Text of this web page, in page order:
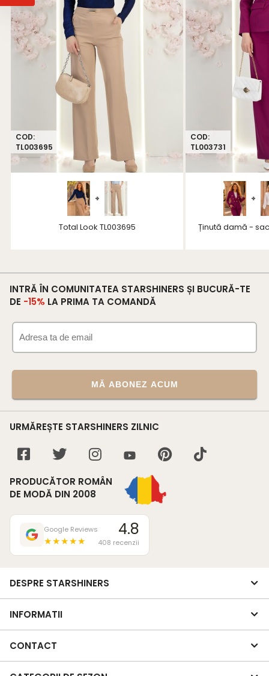
COD:
TL003695
+
Total Look TL003695
COD:
TL003731
+
Ținută damă -
INTRĂ ÎN COMUNITATEA STARSHINERS ȘI BUCURĂ-TE
DE -15% LA PRIMA TA COMANDĂ
MĂ ABONEZ ACUM
URMĂREȘTE STARSHINERS ZILNIC
PRODUCĂTOR ROMÂN
DE MODĂ DIN 2008
Google Reviews
★★★★★
4.8
408 recenzii
DESPRE STARSHINERS
INFORMATII
CONTACT